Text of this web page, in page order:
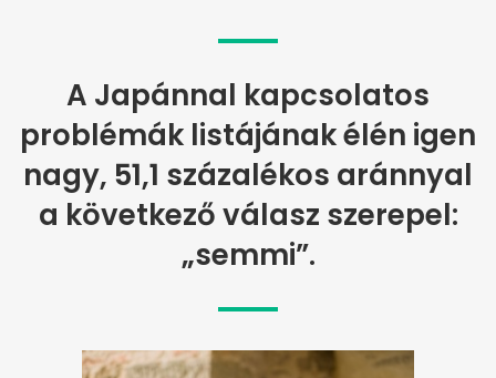
A Japánnal kapcsolatos
problémák listájának élén igen
nagy, 51,1 százalékos aránnyal
a következő válasz szerepel:
„semmi”.